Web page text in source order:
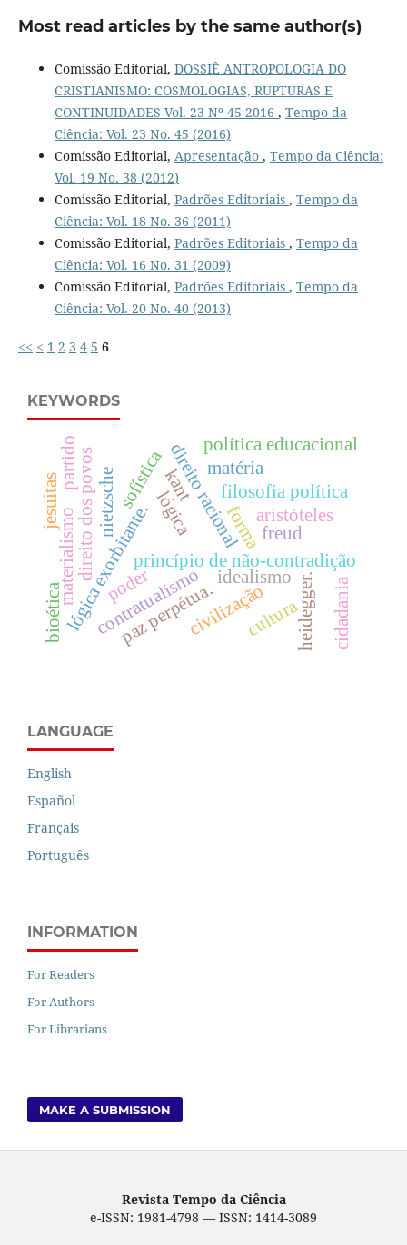
Most read articles by the same author(s)
Comissão Editorial, DOSSIÊ ANTROPOLOGIA DO
CRISTIANISMO: COSMOLOGIAS, RUPTURAS E
CONTINUIDADES Vol. 23 Nº 45 2016 , Tempo da
Ciência: Vol. 23 No. 45 (2016)
Comissão Editorial, Apresentação , Tempo da Ciência:
Vol. 19 No. 38 (2012)
Comissão Editorial, Padrões Editoriais , Tempo da
Ciência: Vol. 18 No. 36 (2011)
Comissão Editorial, Padrões Editoriais , Tempo da
Ciência: Vol. 16 No. 31 (2009)
Comissão Editorial, Padrões Editoriais , Tempo da
Ciência: Vol. 20 No. 40 (2013)
<< < 1 2 3 4 5 6
KEYWORDS
lógica
princípio de não-contradição
lógica exorbitante.
kant
direito racionalfilosofia política
direito dos povos
contratualismo
paz perpétua.
idealismo
materialismo forma
matéria
aristóteles
sofística
heidegger.
civilizaçãocultura
nietzsche
jesuitas
política educacional
bioética cidadania
partido
poder
freud
LANGUAGE
English
Español
Français
Português
INFORMATION
For Readers
For Authors
For Librarians
MAKE A SUBMISSION
Revista Tempo da Ciência
e-ISSN: 1981-4798 — ISSN: 1414-3089